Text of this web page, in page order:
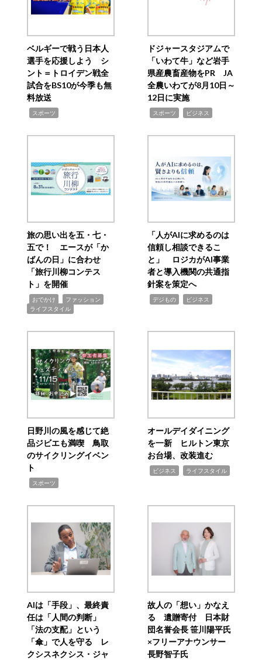
ベルギーで戦う日本人
選手を応援しよう シ
ント＝トロイデン戦全
試合をBS10が今季も無
料放送
スポーツ
ドジャースタジアムで
「いわて牛」など岩手
県産農畜産物をPR JA
全農いわてが8月10日～
12日に実施
スポーツ ビジネス
旅の思い出を五・七・
五で！ エースが「か
ばんの日」に合わせ
「旅行川柳コンテス
ト」を開催
おでかけ ファッション
ライフスタイル
「人がAIに求めるのは
信頼し相談できるこ
と」 ロジカがAI事業
者と導入機関の共通指
針案を策定へ
デジもの ビジネス
日野川の風を感じて絶
品ジビエも満喫 鳥取
のサイクリングイベン
ト
スポーツ
オールデイダイニング
を一新 ヒルトン東京
お台場、改装進む
ビジネス ライフスタイル
AIは「手段」、最終責
任は「人間の判断」
「法の支配」という
「傘」で人を守る レ
クシスネクシス・ジャ
故人の「想い」かなえ
る 遺贈寄付 日本財
団名誉会長 笹川陽平氏
×フリーアナウンサー
長野智子氏